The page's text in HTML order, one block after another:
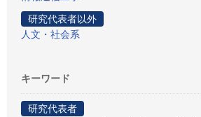
研究代表者以外
人文・社会系
キーワード
研究代表者